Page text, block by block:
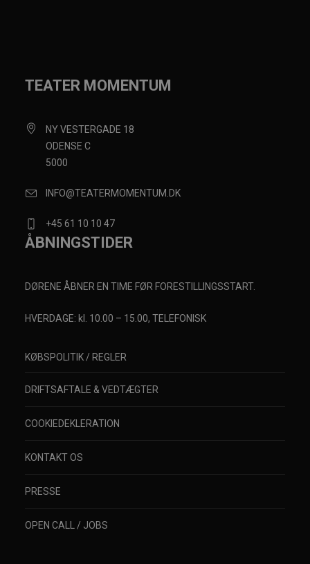
TEATER MOMENTUM
NY VESTERGADE 18
ODENSE C
5000
INFO@TEATERMOMENTUM.DK
+45 61 10 10 47
ÅBNINGSTIDER
DØRENE ÅBNER EN TIME FØR FORESTILLINGSSTART.
HVERDAGE: kl. 10.00 – 15.00, TELEFONISK
KØBSPOLITIK / REGLER
DRIFTSAFTALE & VEDTÆGTER
COOKIEDEKLERATION
KONTAKT OS
PRESSE
OPEN CALL / JOBS